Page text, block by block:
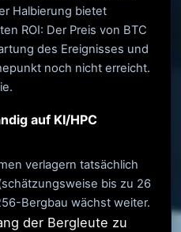
Halbierung bietet
ROI: Der Preis von BTC
des Ereignisses und
noch nicht erreicht.
auf KI/HPC
verlagern tatsächlich
bis zu 26
Bergbau wächst weiter.
der Bergleute zu